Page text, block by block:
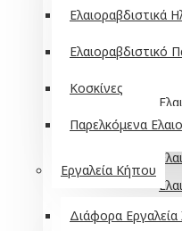
Ελαιοραβδιστικά
Ελαιοραβδιστικό
Κοσκίνες
Παρελκόμενα
Εργαλεία Κήπου
Διάφορα
Δοχεία